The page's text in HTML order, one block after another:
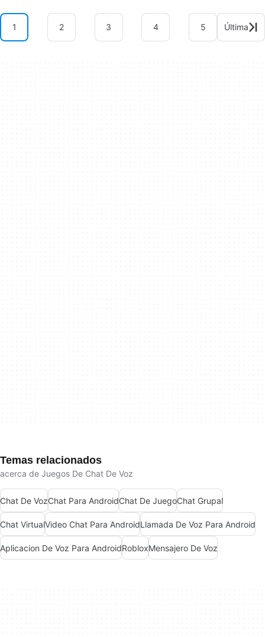
1 2 3 4 5 Última
Temas relacionados
acerca de Juegos De Chat De Voz
Chat De VozChat Para AndroidChat De JuegoChat Grupal
Chat VirtualVideo Chat Para AndroidLlamada De Voz Para Android
Aplicacion De Voz Para AndroidRobloxMensajero De Voz